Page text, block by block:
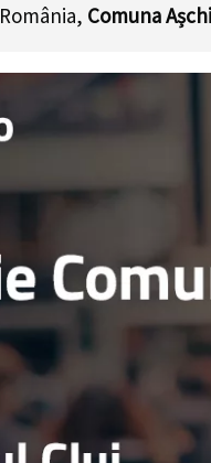
Comuna